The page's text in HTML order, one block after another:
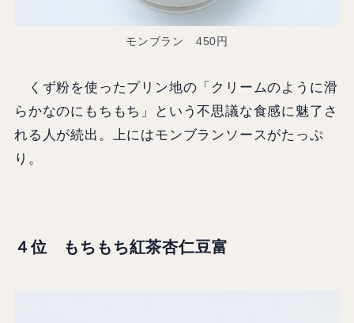
モンブラン 450円
くず粉を使ったプリン地の「クリームのように滑
らかなのにもちもち」という不思議な食感に魅了さ
れる人が続出。上にはモンブランソースがたっぷ
り。
４位 もちもち紅茶杏仁豆富